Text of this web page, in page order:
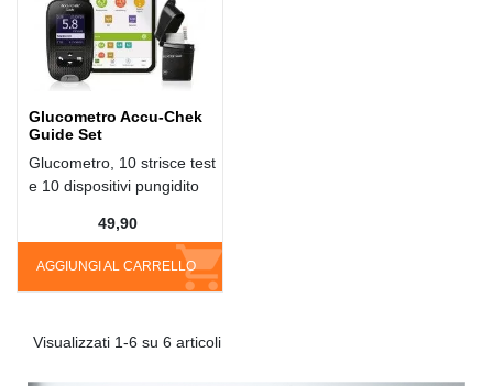
Glucometro Accu-Chek
Guide Set
Glucometro, 10 strisce test
e 10 dispositivi pungidito
AGGIUNGI AL CARRELLO
49,90
Visualizzati 1-6 su 6 articoli